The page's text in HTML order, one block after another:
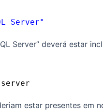
Server"
Server” deverá estar
estar presentes em